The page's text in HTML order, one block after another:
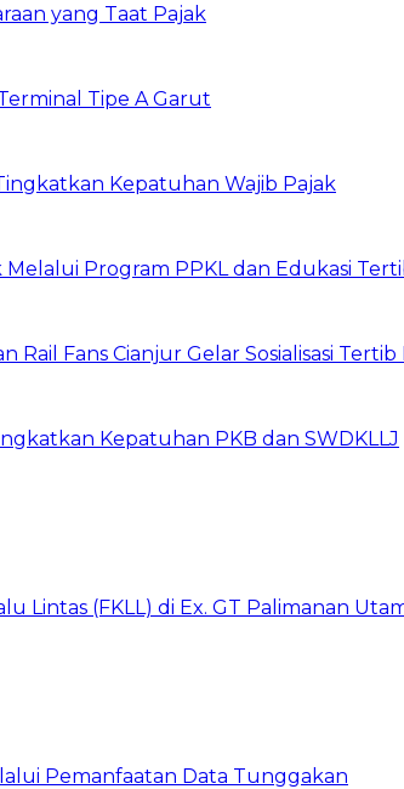
yang Taat Pajak
Tipe A Garut
Kepatuhan Wajib Pajak
Melalui Program PPKL dan Edukasi
Rail Fans Cianjur Gelar Sosialisasi
Kepatuhan PKB dan SWDKLLJ
Lintas (FKLL) di Ex. GT Palimanan
Pemanfaatan Data Tunggakan